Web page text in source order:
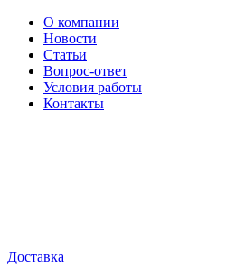
О компании
Новости
Статьи
Вопрос-ответ
Условия работы
Контакты
Доставка